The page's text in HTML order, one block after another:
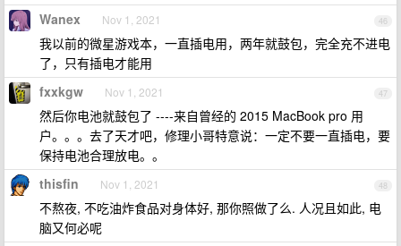
46
Wanex Nov 1, 2021
我以前的微星游戏本，一直插电用，两年就鼓包，完全充不进电
了，只有插电才能用
47
fxxkgw Nov 1, 2021
然后你电池就鼓包了 ----来自曾经的 2015 MacBook pro 用
户。。。去了天才吧，修理小哥特意说：一定不要一直插电，要
保持电池合理放电。。
48
thisfin Nov 1, 2021
不熬夜, 不吃油炸食品对身体好, 那你照做了么. 人况且如此, 电
脑又何必呢